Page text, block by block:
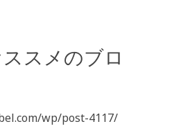
ススメのブロ
wp/post-4117/